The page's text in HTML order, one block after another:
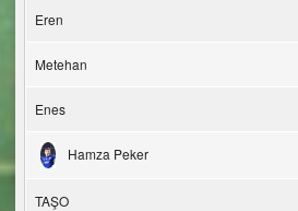
Eren
Metehan
Enes
Hamza Peker
TAŞO